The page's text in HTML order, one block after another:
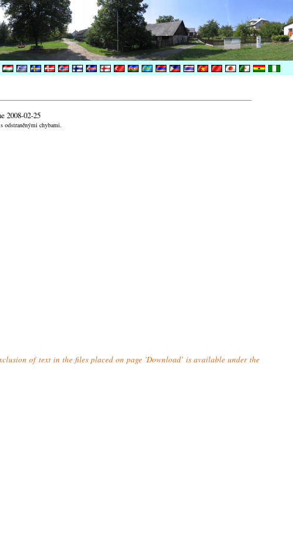
2008-02-25
odstraněnými chybami.
of text in the files placed on page 'Download' is available under the